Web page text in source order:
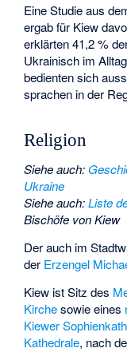
Eine Studie aus
ergab für Kiew
erklärten 41,2 %
Ukrainisch im
bedienten sich
sprachen in der
Religion
Siehe auch:
Ukraine
Siehe auch:Liste
Bischöfe von Kiew
Der auch im
der Erzengel
Kiew ist Sitz des
Kirchesowie eines
Kiewer
Kathedrale, nach